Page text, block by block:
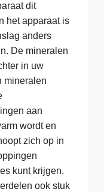
dit
het apparaat is
anders
De mineralen
in uw
mineralen
aan
wordt en
zich op in
kunt krijgen.
ook stuk